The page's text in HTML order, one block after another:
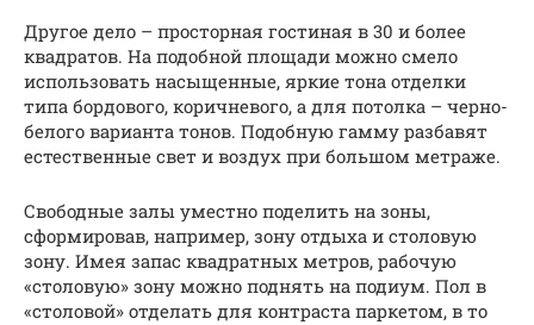
Другое дело – просторная гостиная в 30 и более
квадратов. На подобной площади можно смело
использовать насыщенные, яркие тона отделки
типа бордового, коричневого, а для потолка – черно-
белого варианта тонов. Подобную гамму разбавят
естественные свет и воздух при большом метраже.
Свободные залы уместно поделить на зоны,
сформировав, например, зону отдыха и столовую
зону. Имея запас квадратных метров, рабочую
«столовую» зону можно поднять на подиум. Пол в
«столовой» отделать для контраста паркетом, в то